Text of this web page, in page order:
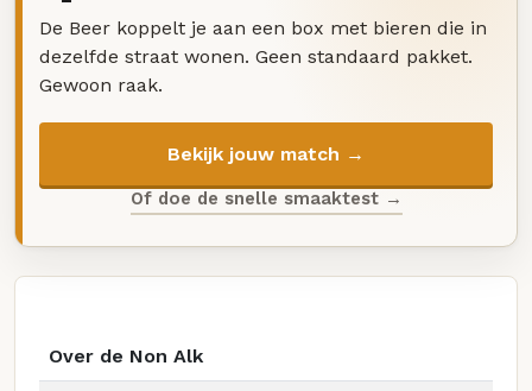
De Beer koppelt je aan een box met bieren die in
dezelfde straat wonen. Geen standaard pakket.
Gewoon raak.
Bekijk jouw match →
Of doe de snelle smaaktest →
Over de Non Alk